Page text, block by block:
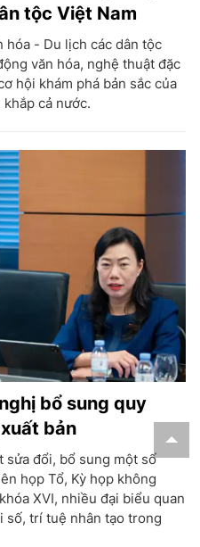
tộc Việt Nam
hóa - Du lịch các dân tộc
văn hóa, nghệ thuật đặc
hội khám phá bản sắc của
cả nước.
bổ sung quy
bản
sửa đổi, bổ sung một số
họp Tổ, Kỳ họp không
XVI, nhiều đại biểu quan
số, trí tuệ nhân tạo trong